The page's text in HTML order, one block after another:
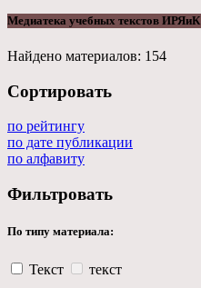
Медиатека учебных текстов ИРЯиК
Найдено материалов: 154
Сортировать
по рейтингу
по дате публикации
по алфавиту
Фильтровать
По типу материала:
Текст текст